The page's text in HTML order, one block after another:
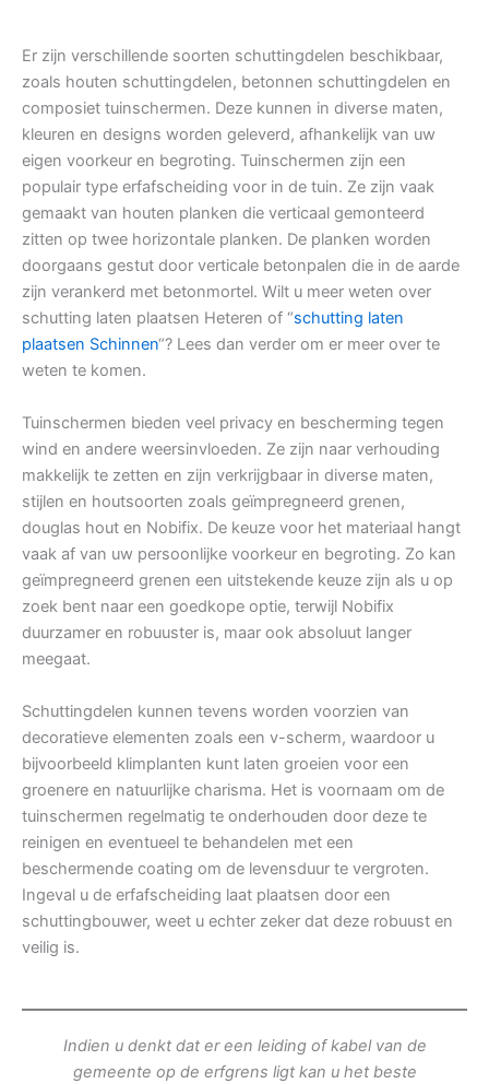
Er zijn verschillende soorten schuttingdelen beschikbaar,
zoals houten schuttingdelen, betonnen schuttingdelen en
composiet tuinschermen. Deze kunnen in diverse maten,
kleuren en designs worden geleverd, afhankelijk van uw
eigen voorkeur en begroting. Tuinschermen zijn een
populair type erfafscheiding voor in de tuin. Ze zijn vaak
gemaakt van houten planken die verticaal gemonteerd
zitten op twee horizontale planken. De planken worden
doorgaans gestut door verticale betonpalen die in de aarde
zijn verankerd met betonmortel. Wilt u meer weten over
schutting laten plaatsen Heteren of “schutting laten
plaatsen Schinnen“? Lees dan verder om er meer over te
weten te komen.
Tuinschermen bieden veel privacy en bescherming tegen
wind en andere weersinvloeden. Ze zijn naar verhouding
makkelijk te zetten en zijn verkrijgbaar in diverse maten,
stijlen en houtsoorten zoals geïmpregneerd grenen,
douglas hout en Nobifix. De keuze voor het materiaal hangt
vaak af van uw persoonlijke voorkeur en begroting. Zo kan
geïmpregneerd grenen een uitstekende keuze zijn als u op
zoek bent naar een goedkope optie, terwijl Nobifix
duurzamer en robuuster is, maar ook absoluut langer
meegaat.
Schuttingdelen kunnen tevens worden voorzien van
decoratieve elementen zoals een v-scherm, waardoor u
bijvoorbeeld klimplanten kunt laten groeien voor een
groenere en natuurlijke charisma. Het is voornaam om de
tuinschermen regelmatig te onderhouden door deze te
reinigen en eventueel te behandelen met een
beschermende coating om de levensduur te vergroten.
Ingeval u de erfafscheiding laat plaatsen door een
schuttingbouwer, weet u echter zeker dat deze robuust en
veilig is.
Indien u denkt dat er een leiding of kabel van de
gemeente op de erfgrens ligt kan u het beste